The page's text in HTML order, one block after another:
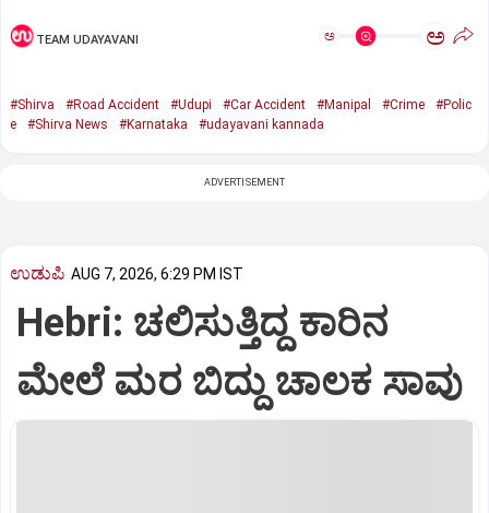
TEAM UDAYAVANI ಅ ಅ
#Shirva #Road Accident #Udupi #Car Accident #Manipal #Crime
#Polic
e
#Shirva News #Karnataka #udayavani kannada
ADVERTISEMENT
ಉಡುಪಿ AUG 7, 2026, 6:29 PM IST
Hebri: ಚಲಿಸುತ್ತಿದ್ದ ಕಾರಿನ
ಮೇಲೆ ಮರ ಬಿದ್ದು ಚಾಲಕ ಸಾವು